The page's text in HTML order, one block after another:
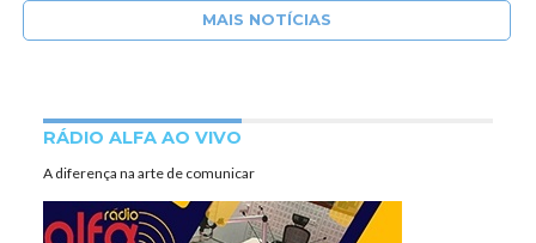
MAIS NOTÍCIAS
RÁDIO ALFA AO VIVO
A diferença na arte de comunicar